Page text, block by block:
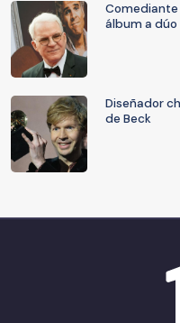
Comediante
álbum a dúo
Diseñador
de Beck